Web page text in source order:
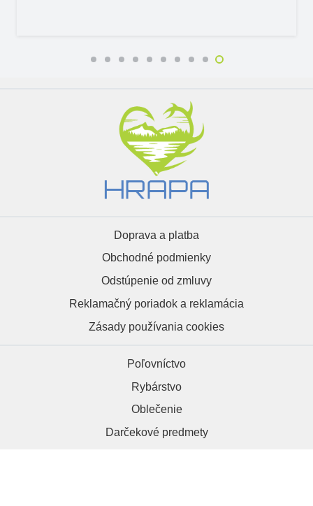
Doprava a platba
Obchodné podmienky
Odstúpenie od zmluvy
Reklamačný poriadok a reklamácia
Zásady používania cookies
Poľovníctvo
Rybárstvo
Oblečenie
Darčekové predmety